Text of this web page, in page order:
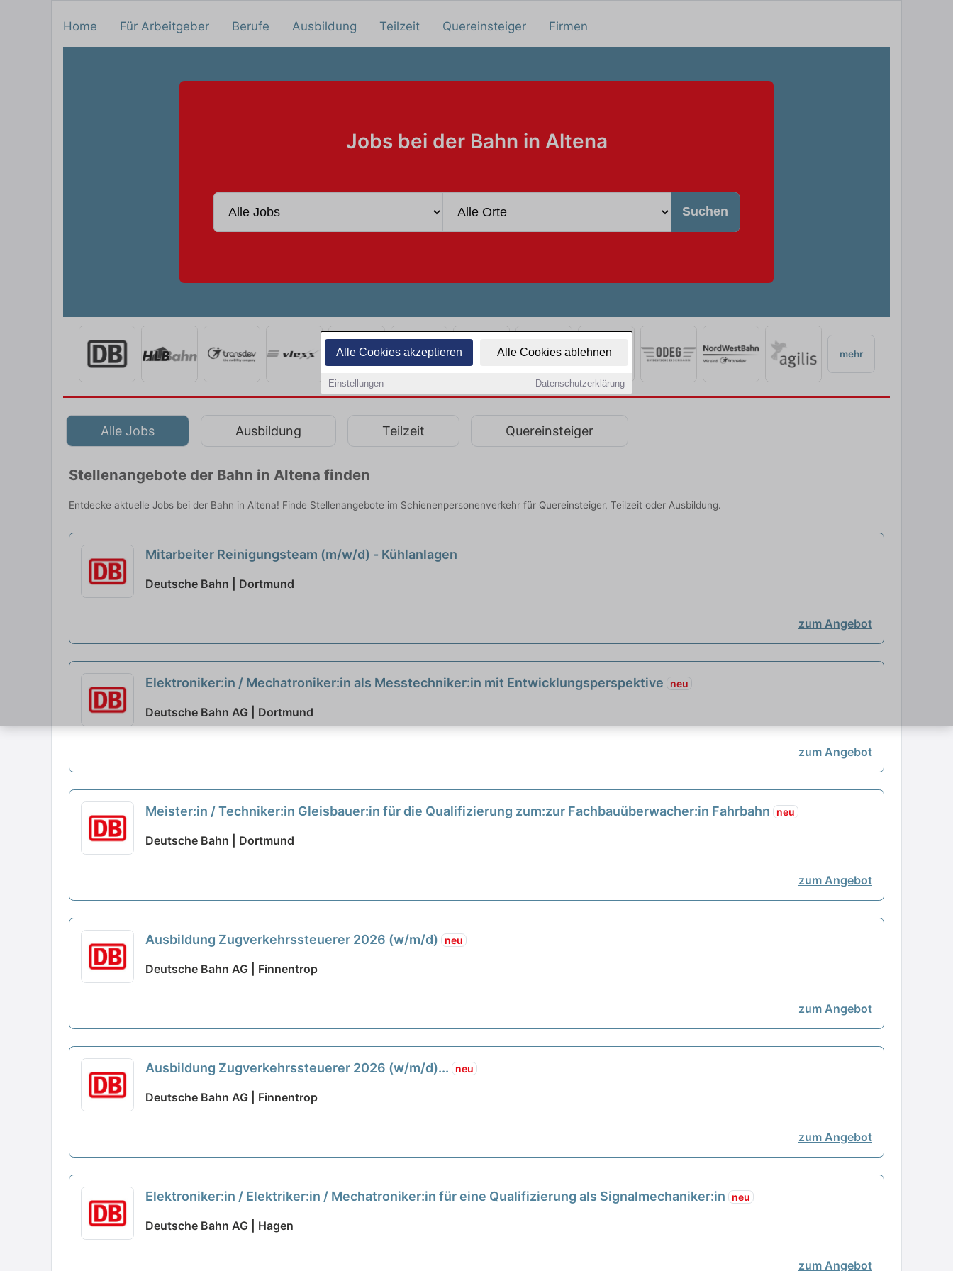
Alle Cookies akzeptieren Alle Cookies ablehnen
Einstellungen Datenschutzerklärung
Home Für Arbeitgeber Berufe Ausbildung Teilzeit Quereinsteiger Firmen
Jobs bei der Bahn in Altena
Suchen
mehr
Alle Jobs Ausbildung Teilzeit Quereinsteiger
Stellenangebote der Bahn in Altena finden
Entdecke aktuelle Jobs bei der Bahn in Altena! Finde Stellenangebote im Schienenpersonenverkehr für Quereinsteiger, Teilzeit oder Ausbildung.
Mitarbeiter Reinigungsteam (m/w/d) - Kühlanlagen
Deutsche Bahn | Dortmund
zum Angebot
Elektroniker:in / Mechatroniker:in als Messtechniker:in mit Entwicklungsperspektive neu
Deutsche Bahn AG | Dortmund
zum Angebot
Meister:in / Techniker:in Gleisbauer:in für die Qualifizierung zum:zur Fachbauüberwacher:in Fahrbahn neu
Deutsche Bahn | Dortmund
zum Angebot
Ausbildung Zugverkehrssteuerer 2026 (w/m/d) neu
Deutsche Bahn AG | Finnentrop
zum Angebot
Ausbildung Zugverkehrssteuerer 2026 (w/m/d)... neu
Deutsche Bahn AG | Finnentrop
zum Angebot
Elektroniker:in / Elektriker:in / Mechatroniker:in für eine Qualifizierung als Signalmechaniker:in neu
Deutsche Bahn AG | Hagen
zum Angebot